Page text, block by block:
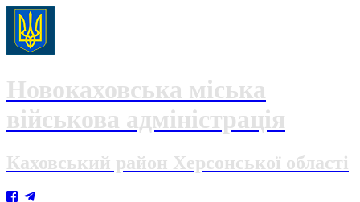
Новокаховська міська
військова адміністрація
Каховський район Херсонської області